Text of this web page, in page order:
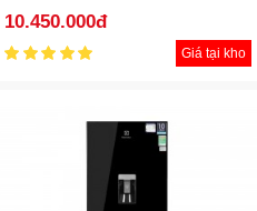
10.450.000đ
Giá tại kho